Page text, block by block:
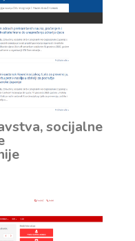
socijalne